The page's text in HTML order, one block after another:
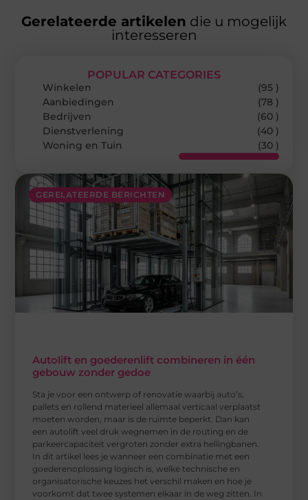
Gerelateerde artikelen die u mogelijk
interesseren
GERELATEERDE BERICHTEN
Autolift en goederenlift combineren in één
gebouw zonder gedoe
Sta je voor een ontwerp of renovatie waarbij auto’s,
pallets en rollend materieel allemaal verticaal verplaatst
moeten worden, maar is de ruimte beperkt. Dan kan
een autolift veel druk wegnemen in de routing en de
parkeercapaciteit vergroten zonder extra hellingbanen.
In dit artikel lees je wanneer een combinatie met een
goederenoplossing logisch is, welke technische en
organisatorische keuzes het verschil maken en hoe je
voorkomt dat twee systemen elkaar in de weg zitten. In
POPULAR CATEGORIES
Winkelen
(95 )
Aanbiedingen
(78 )
Bedrijven
(60 )
Dienstverlening
(40 )
Woning en Tuin
(30 )